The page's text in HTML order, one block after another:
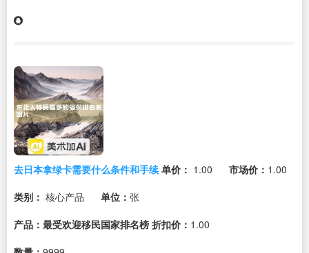
去日本拿绿卡需要什么条件和手续 单价： 1.00 市场价： 1.00
类别： 核心产品 单位： 张
产品：最受欢迎移民国家排名榜 折扣价： 1.00